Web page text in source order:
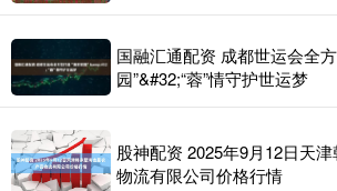
国融汇通配资 成都世运会全
园”&#32;“蓉”情守护世运梦
股神配资 2025年9月12日天
物流有限公司价格行情